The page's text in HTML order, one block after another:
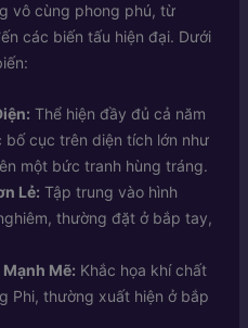
vô cùng phong phú, từ
các biến tấu hiện đại. Dưới
Thể hiện đầy đủ cả năm
cục trên diện tích lớn như
một bức tranh hùng tráng.
Lẻ: Tập trung vào hình
thường đặt ở bắp tay,
Mẽ: Khắc họa khí chất
Phi, thường xuất hiện ở bắp